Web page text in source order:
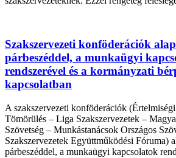
Szakszervezeti konföderációk
párbeszéddel, a munkaügyi
rendszerével és a kormányzati
kapcsolatban
A szakszervezeti konföderációk
Tömörülés – Liga Szakszervezetek –
Szövetség – Munkástanácsok Országos
Szakszervezetek Együttműködési Fóruma)
párbeszéddel, a munkaügyi kapcsolatok